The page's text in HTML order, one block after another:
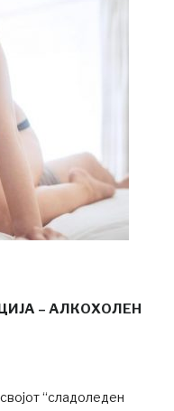
– АЛКОХОЛЕН
“сладоледен